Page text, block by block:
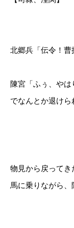
北郷兵「伝令！曹
陳宮「ふぅ、や
でなんとか退けら
物見から戻って
馬に乗りながら、